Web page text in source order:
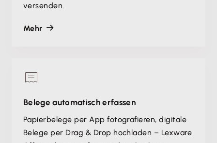
versenden.
Mehr
Belege automatisch erfassen
Papierbelege per App fotografieren, digitale
Belege per Drag & Drop hochladen – Lexware